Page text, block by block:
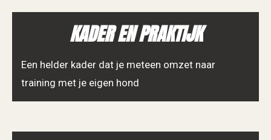
KADER EN PRAKTIJK
Een helder kader dat je meteen omzet naar
training met je eigen hond